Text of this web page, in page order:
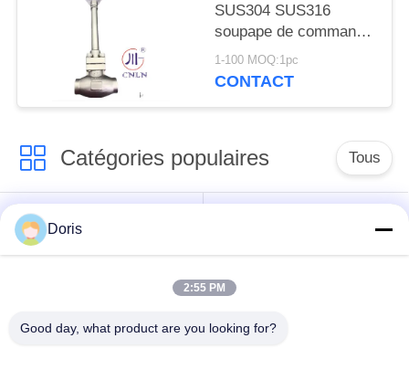
SUS304 SUS316
soupape de commande
cryogénique PN40
-196~+80°C
1-100 MOQ:1pc
CONTACT
Catégories populaires Tous
Vanne cryogénique
cryogéniques
cryogénique
cryogénique
Doris
2:55 PM
Good day, what product are you looking for?